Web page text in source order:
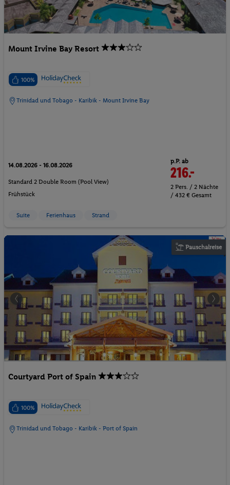
Mount Irvine Bay Resort
100%
Trinidad und Tobago - Karibik - Mount Irvine Bay
14.08.2026 - 16.08.2026
Standard 2 Double Room (Pool View)
Frühstück
p.P. ab
216.-
2 Pers. / 2 Nächte
/ 432 € Gesamt
Suite Ferienhaus Strand
Pauschalreise
Courtyard Port of Spain
100%
Trinidad und Tobago - Karibik - Port of Spain